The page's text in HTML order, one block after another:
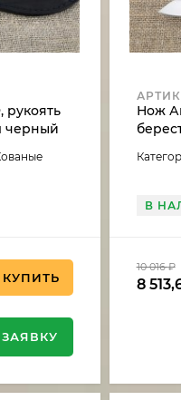
рукоять
черный
КУПИТЬ
Нож
В
10 016₽
8